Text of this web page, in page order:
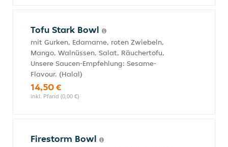
Tofu Stark Bowl
mit Gurken, Edamame, roten Zwiebeln,
Mango, Walnüssen, Salat, Räuchertofu,
Unsere Saucen-Empfehlung: Sesame-
Flavour. (Halal)
14,50 €
inkl. Pfand (0,00 €)
Firestorm Bowl